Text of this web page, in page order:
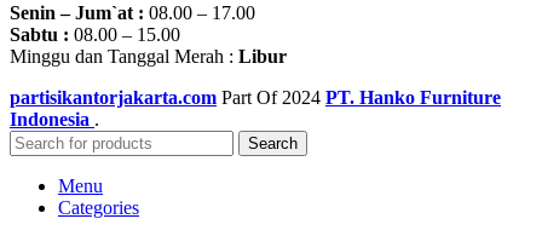
Senin – Jum`at : 08.00 – 17.00
Sabtu : 08.00 – 15.00
Minggu dan Tanggal Merah : Libur
partisikantorjakarta.com Part Of 2024 PT. Hanko Furniture
Indonesia .
Search
Menu
Categories